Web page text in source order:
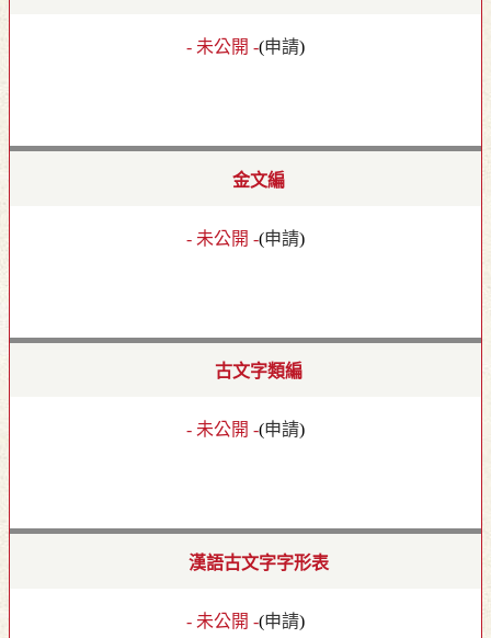
- 未公開 -(申請)
金文編
- 未公開 -(申請)
古文字類編
- 未公開 -(申請)
漢語古文字字形表
- 未公開 -(申請)